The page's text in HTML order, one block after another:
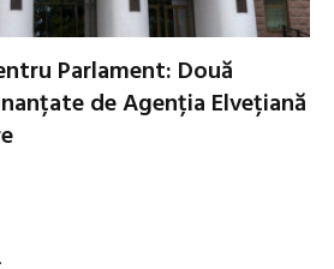
Parlament: Două
de Agenția Elvețiană